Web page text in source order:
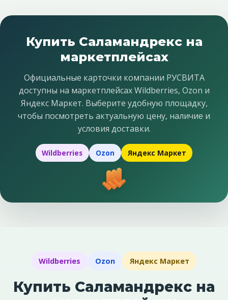
Купить Саламандрекс на
маркетплейсах
Официальные карточки компании РУСВИТА
доступны на маркетплейсах Wildberries, Ozon и
Яндекс Маркет. Выберите удобную площадку,
чтобы посмотреть актуальную цену, наличие и
условия доставки.
Wildberries Ozon Яндекс Маркет
Wildberries Ozon Яндекс Маркет
Купить Саламандрекс на